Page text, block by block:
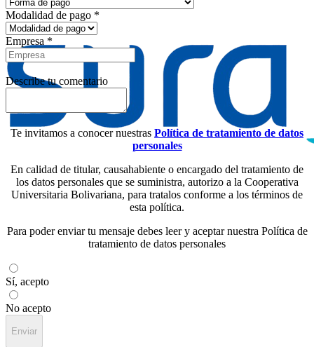
Modalidad de pago *
Empresa *
Describe tu comentario
Te invitamos a conocer nuestras Política de tratamiento de datos
personales
En calidad de titular, causahabiente o encargado del tratamiento de
los datos personales que se suministra, autorizo a la Cooperativa
Universitaria Bolivariana, para tratalos conforme a los términos de
esta política.
Para poder enviar tu mensaje debes leer y aceptar nuestra Política de
tratamiento de datos personales
Sí, acepto
No acepto
Enviar